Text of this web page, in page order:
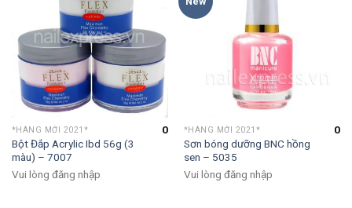
*HÀNG MỚI 2021*
Bột Đắp Acrylic Ibd 56g (3
màu) – 7007
0
Vui lòng đăng nhập
*HÀNG MỚI 2021*
Sơn bóng dưỡng BNC hồng
sen – 5035
0
Vui lòng đăng nhập